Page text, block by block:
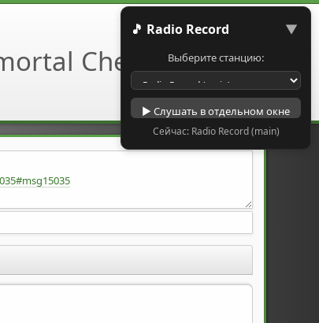
🎵 Radio Record ▼
Выберите станцию:
▶ Слушать в отдельном окне
Сейчас: Radio Record (main)